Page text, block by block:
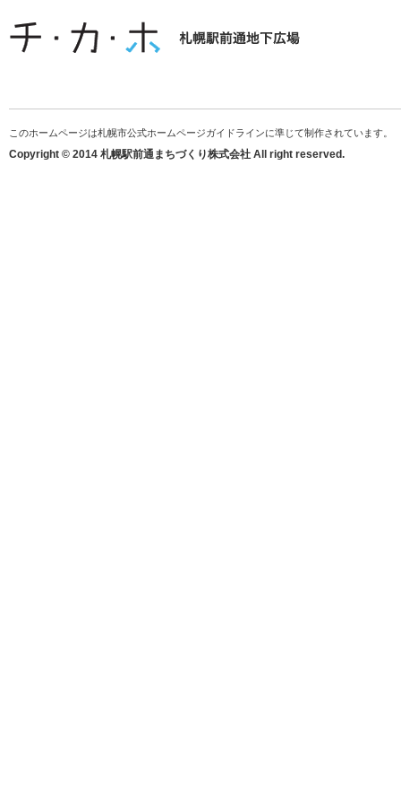
このホームページは札幌市公式ホームページガイドラインに準じて制作されています。
Copyright © 2014 札幌駅前通まちづくり株式会社 All right reserved.